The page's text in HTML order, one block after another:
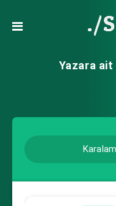
Yazara ait